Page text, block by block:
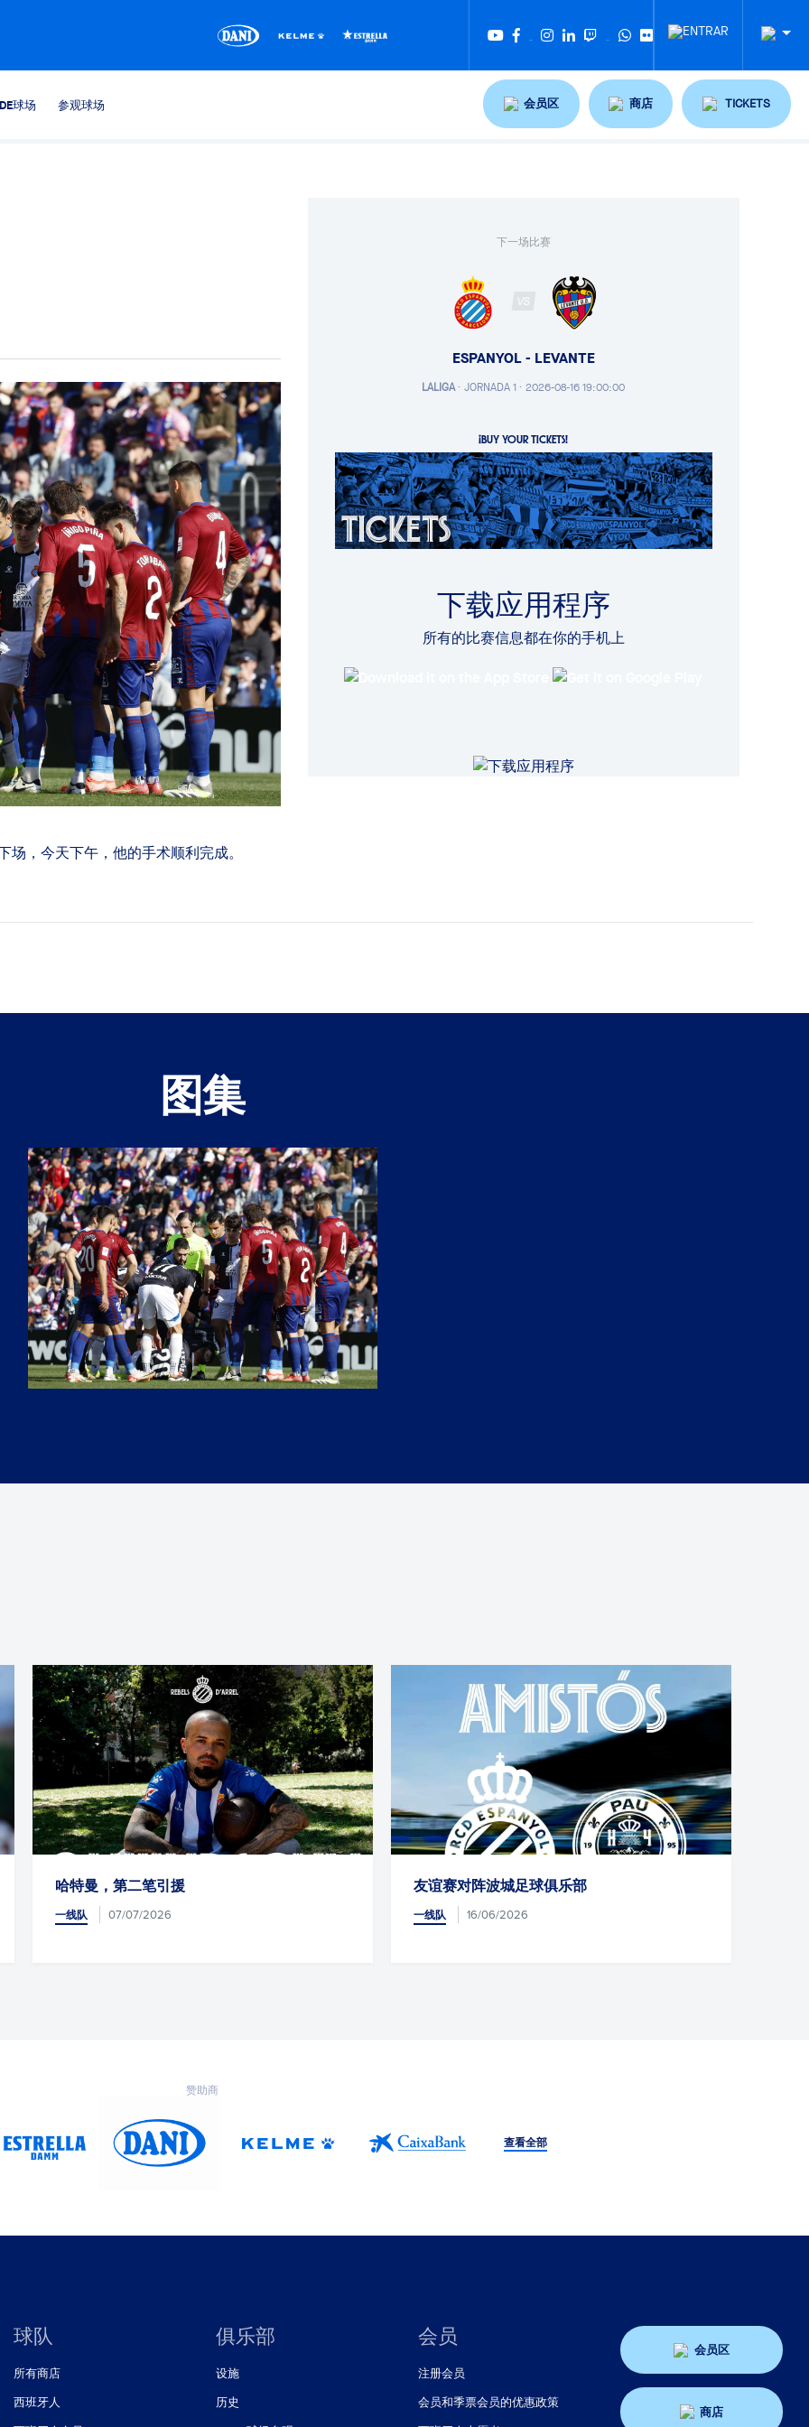
球场 参观球场 会员区 商店 TICKETS
，今天下午，他的手术顺利完成。
下一场比赛
VS
ESPANYOL - LEVANTE
LALIGA· JORNADA 1 · 2026-08-16 19:00:00
¡BUY YOUR TICKETS!
下载应用程序
所有的比赛信息都在你的手机上
图集
哈特曼，第二笔引援
一线队 07/07/2026
友谊赛对阵波城足球俱乐部
一线队 16/06/2026
赞助商
查看全部
球队
所有商店
西班牙人
俱乐部
设施
历史
会员
注册会员
会员和季票会员的优惠政策
会员区
商店